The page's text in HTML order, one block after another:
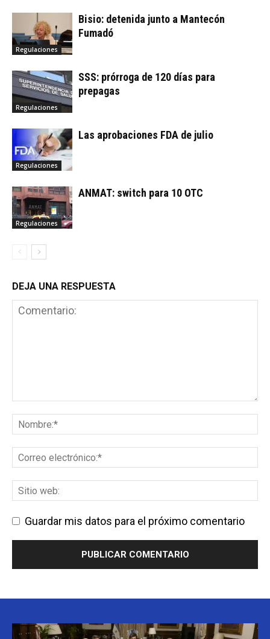
Regulaciones
Bisio: detenida junto a Mantecón
Fumadó
Regulaciones
SSS: prórroga de 120 días para
prepagas
Regulaciones
Las aprobaciones FDA de julio
Regulaciones
ANMAT: switch para 10 OTC
DEJA UNA RESPUESTA
Guardar mis datos para el próximo comentario